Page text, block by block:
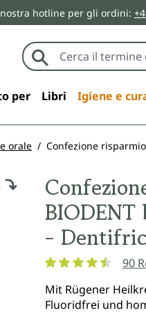
hotline per gli ordini:
per Libri Igiene e
orale Confezione
BIODENT
-
90
Mit Rügener
Fluoridfrei und